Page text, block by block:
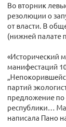
Во вторник
резолюции о
от власти. В
(нижней палате
«Исторический
манифестаций
партий
предложение по
республики…
написала Пано